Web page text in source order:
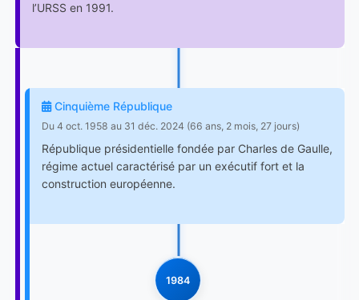
l’URSS en 1991.
Cinquième République
Du 4 oct. 1958 au 31 déc. 2024 (66 ans, 2 mois, 27 jours)
République présidentielle fondée par Charles de Gaulle,
régime actuel caractérisé par un exécutif fort et la
construction européenne.
1984